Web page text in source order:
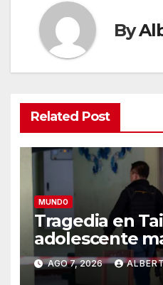
By
Related Post
MUNDO
Tragedia en
adolescente
abuelos y a
un colegio
AGO 7, 2026